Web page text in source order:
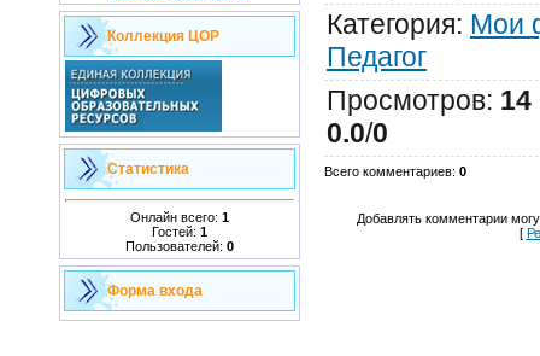
Коллекция ЦОР
Статистика
Онлайн всего: 1
Гостей: 1
Пользователей: 0
Форма входа
Категория: Мои
Педагог
Просмотров: 14
0.0/0
Всего комментариев: 0
Добавлять комментарии
[